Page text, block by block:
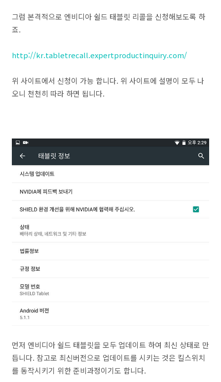
그럼 본격적으로 엔비디아 쉴드 태블릿 리콜을 신청해보도록 하
죠.
http://kr.tabletrecall.expertproductinquiry.com/
위 사이트에서 신청이 가능 합니다. 위 사이트에 설명이 모두 나
오니 천천히 따라 하면 됩니다.
먼저 엔비디아 쉴드 태블릿을 모두 업데이트 하여 최신 상태로 만
듭니다. 참고로 최신버전으로 업데이트를 시키는 것은 킬스위치
를 동작시키기 위한 준비과정이기도 합니다.